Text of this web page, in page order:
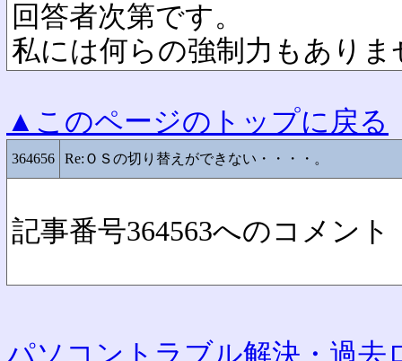
回答者次第です。
私には何らの強制力もありま
▲このページのトップに戻る
364656 Re:ＯＳの切り替えができない・・・・。
記事番号364563へのコメント
パソコントラブル解決・過去